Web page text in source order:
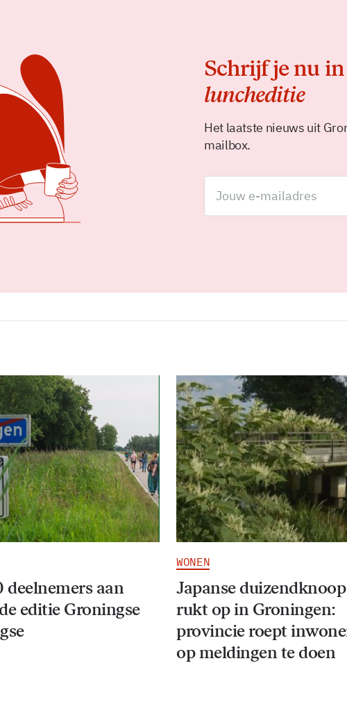
Schrijf je nu
luncheditie
Het laatste nieuws uit
mailbox.
deelnemers aan
editie Groningse
WONEN
Japanse duizendknoop
rukt op in Groningen:
provincie roept
op meldingen te doen